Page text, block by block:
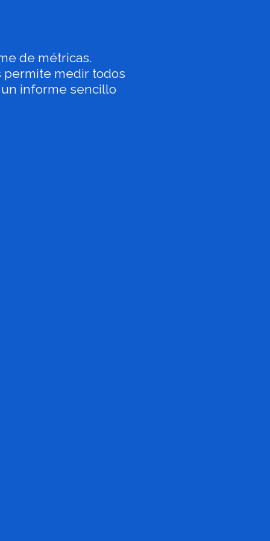
de métricas.
permite medir todos
informe sencillo